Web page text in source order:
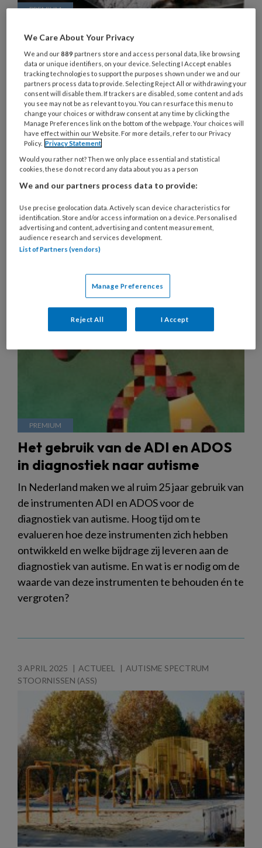
Schematherapie bij jongeren met
autismespectrumstoornis (ASS):
doen!
Schematherapie bij jongeren met naast bedreigde
persoonlijkheidsontwikkeling ook ASS is een nog
vrij onbekend werkveld. De eerste resultaten van
een groep behandelaren die deze therapie
inzette voor deze doelgroep zijn echter zó
hoopgevend dat zij ook andere therapeuten
hopen te enthousiasmeren.
11 JULI 2025 ACHTERGRONDARTIKEL
Het gebruik van de ADI en ADOS
in diagnostiek naar autisme
In Nederland maken we al ruim 25 jaar gebruik van
de instrumenten ADI en ADOS voor de
diagnostiek van autisme. Hoog tijd om te
evalueren hoe deze instrumenten zich hebben
ontwikkeld en welke bijdrage zij leveren aan de
diagnostiek van autisme. En wat is er nodig om de
waarde van deze instrumenten te behouden én te
vergroten?
3 APRIL 2025 ACTUEEL
AUTISME SPECTRUM
STOORNISSEN (ASS)
We Care About Your Privacy
We and our889 partners store and access personal data, like browsing
data or unique identifiers, on your device. Selecting I Accept enables
tracking technologies to support the purposes shown under we and our
partners process data to provide. Selecting Reject All or withdrawing your
consent will disable them. If trackers are disabled, some content and ads
you see may not be as relevant to you. You can resurface this menu to
change your choices or withdraw consent at any time by clicking the
Manage Preferences link on the bottom of the webpage. Your choices will
have effect within our Website. For more details, refer to our Privacy
Policy. Privacy Statement
Would you rather not? Then we only place essential and statistical
cookies, these do not record any data about you as a person
We and our partners process data to provide:
Use precise geolocation data. Actively scan device characteristics for
identification. Store and/or access information on a device. Personalised
advertising and content, advertising and content measurement,
audience research and services development.
List of Partners (vendors)
Manage Preferences
Reject All I Accept